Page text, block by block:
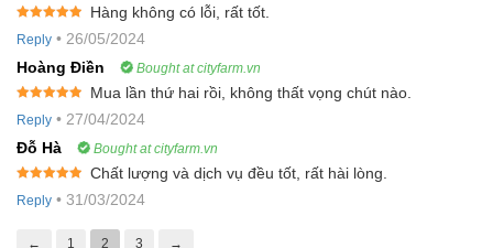
of 5
Hàng không có lỗi, rất tốt.
Reply • 26/05/2024
Hoàng Điền
Bought at cityfarm.vn
of 5
Mua lần thứ hai rồi, không thất vọng chút nào.
Reply • 27/04/2024
Đỗ Hà
Bought at cityfarm.vn
of 5
Chất lượng và dịch vụ đều tốt, rất hài lòng.
Reply • 31/03/2024
← 1 2 3 →